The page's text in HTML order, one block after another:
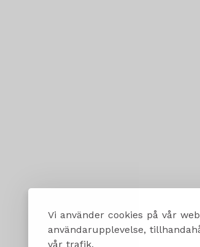
Vi använder cookies på vår
användarupplevelse,
vår trafik.